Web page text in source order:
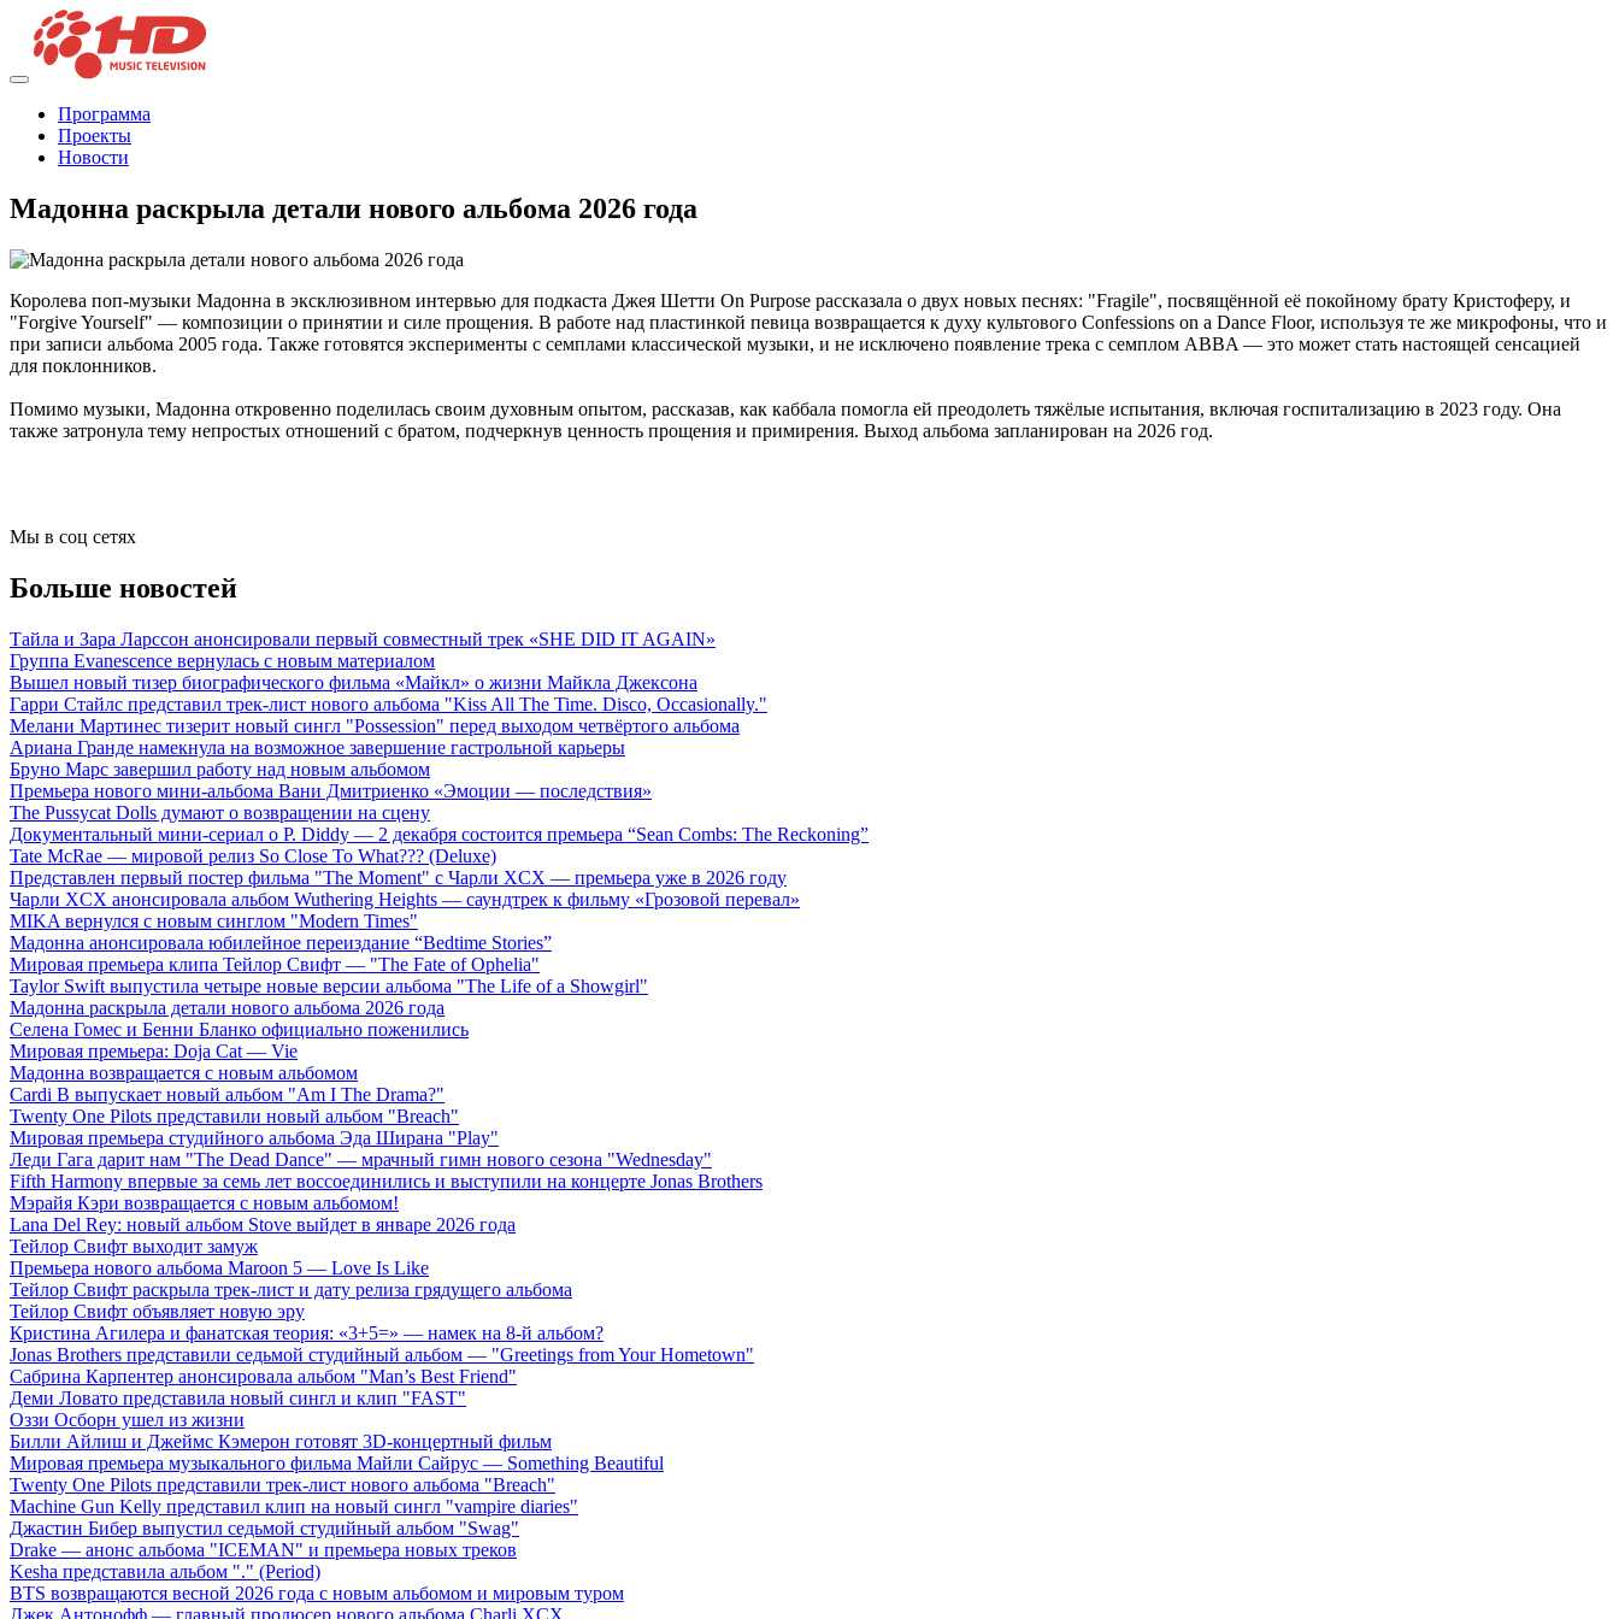
Программа
Проекты
Новости
Мадонна раскрыла детали нового альбома 2026 года
Королева поп-музыки Мадонна в эксклюзивном интервью для подкаста Джея Шетти On Purpose рассказала о двух новых песнях: "Fragile", посвящённой её покойному брату Кристоферу, и
"Forgive Yourself" — композиции о принятии и силе прощения. В работе над пластинкой певица возвращается к духу культового Confessions on a Dance Floor, используя те же микрофоны, что и
при записи альбома 2005 года. Также готовятся эксперименты с семплами классической музыки, и не исключено появление трека с семплом ABBA — это может стать настоящей сенсацией
для поклонников.
Помимо музыки, Мадонна откровенно поделилась своим духовным опытом, рассказав, как каббала помогла ей преодолеть тяжёлые испытания, включая госпитализацию в 2023 году. Она
также затронула тему непростых отношений с братом, подчеркнув ценность прощения и примирения. Выход альбома запланирован на 2026 год.
Мы в соц сетях
Больше новостей
Тайла и Зара Ларссон анонсировали первый совместный трек «SHE DID IT AGAIN»
Группа Evanescence вернулась с новым материалом
Вышел новый тизер биографического фильма «Майкл» о жизни Майкла Джексона
Гарри Стайлс представил трек-лист нового альбома "Kiss All The Time. Disco, Occasionally."
Мелани Мартинес тизерит новый сингл "Possession" перед выходом четвёртого альбома
Ариана Гранде намекнула на возможное завершение гастрольной карьеры
Бруно Марс завершил работу над новым альбомом
Премьера нового мини-альбома Вани Дмитриенко «Эмоции — последствия»
The Pussycat Dolls думают о возвращении на сцену
Документальный мини-сериал о P. Diddy — 2 декабря состоится премьера “Sean Combs: The Reckoning”
Tate McRae — мировой релиз So Close To What??? (Deluxe)
Представлен первый постер фильма "The Moment" с Чарли XCX — премьера уже в 2026 году
Чарли XCX анонсировала альбом Wuthering Heights — саундтрек к фильму «Грозовой перевал»
MIKA вернулся с новым синглом "Modern Times"
Мадонна анонсировала юбилейное переиздание “Bedtime Stories”
Мировая премьера клипа Тейлор Свифт — "The Fate of Ophelia"
Taylor Swift выпустила четыре новые версии альбома "The Life of a Showgirl"
Мадонна раскрыла детали нового альбома 2026 года
Селена Гомес и Бенни Бланко официально поженились
Мировая премьера: Doja Cat — Vie
Мадонна возвращается с новым альбомом
Cardi B выпускает новый альбом "Am I The Drama?"
Twenty One Pilots представили новый альбом "Breach"
Мировая премьера студийного альбома Эда Ширана "Play"
Леди Гага дарит нам "The Dead Dance" — мрачный гимн нового сезона "Wednesday"
Fifth Harmony впервые за семь лет воссоединились и выступили на концерте Jonas Brothers
Мэрайя Кэри возвращается с новым альбомом!
Lana Del Rey: новый альбом Stove выйдет в январе 2026 года
Тейлор Свифт выходит замуж
Премьера нового альбома Maroon 5 — Love Is Like
Тейлор Свифт раскрыла трек-лист и дату релиза грядущего альбома
Тейлор Свифт объявляет новую эру
Кристина Агилера и фанатская теория: «3+5=» — намек на 8-й альбом?
Jonas Brothers представили седьмой студийный альбом — "Greetings from Your Hometown"
Сабрина Карпентер анонсировала альбом "Man’s Best Friend"
Деми Ловато представила новый сингл и клип "FAST"
Оззи Осборн ушел из жизни
Билли Айлиш и Джеймс Кэмерон готовят 3D-концертный фильм
Мировая премьера музыкального фильма Майли Сайрус — Something Beautiful
Twenty One Pilots представили трек-лист нового альбома "Breach"
Machine Gun Kelly представил клип на новый сингл "vampire diaries"
Джастин Бибер выпустил седьмой студийный альбом "Swag"
Drake — анонс альбома "ICEMAN" и премьера новых треков
Kesha представила альбом "." (Period)
BTS возвращаются весной 2026 года с новым альбомом и мировым туром
Джек Антонофф — главный продюсер нового альбома Charli XCX